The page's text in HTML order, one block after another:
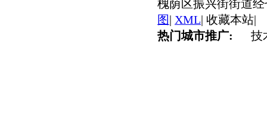
槐荫区振兴街街道
图| XML| 收藏本站|
热门城市推广:
技